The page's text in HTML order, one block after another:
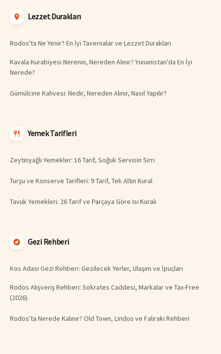
Lezzet Durakları
Rodos'ta Ne Yenir? En İyi Tavernalar ve Lezzet Durakları
Kavala Kurabiyesi Nerenin, Nereden Alınır? Yunanistan'da En İyi
Nerede?
Gümülcine Kahvesi: Nedir, Nereden Alınır, Nasıl Yapılır?
Yemek Tarifleri
Zeytinyağlı Yemekler: 16 Tarif, Soğuk Servisin Sırrı
Turşu ve Konserve Tarifleri: 9 Tarif, Tek Altın Kural
Tavuk Yemekleri: 26 Tarif ve Parçaya Göre Isı Kuralı
Gezi Rehberi
Kos Adası Gezi Rehberi: Gezilecek Yerler, Ulaşım ve İpuçları
Rodos Alışveriş Rehberi: Sokrates Caddesi, Markalar ve Tax-Free
(2026)
Rodos'ta Nerede Kalınır? Old Town, Lindos ve Faliraki Rehberi